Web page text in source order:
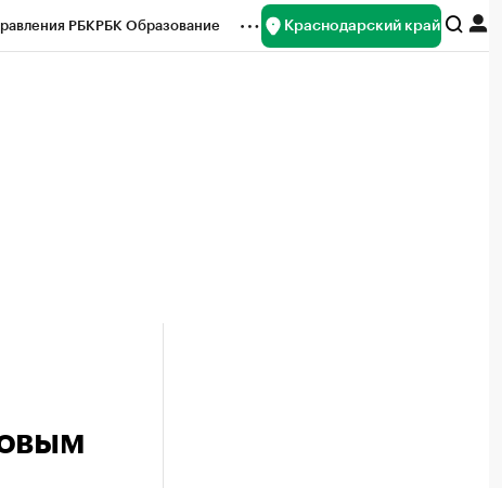
РБКРБК Образование Краснодарский край